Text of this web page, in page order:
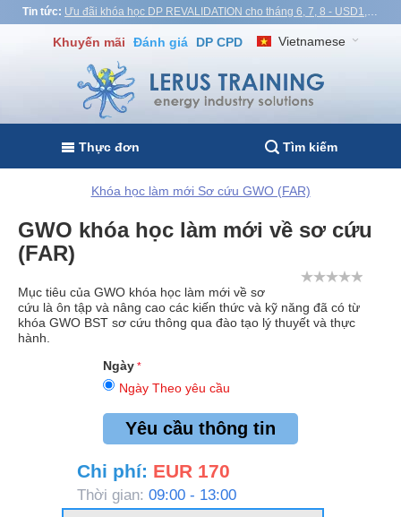
Tin tức: Ưu đãi khóa học DP REVALIDATION cho tháng 6, 7, 8 - USD1,000! Việt Nam, Thổ Nhĩ Kỳ, Malaysia
Khuyến mãi Đánh giá DP CPD Vietnamese
Thực đơn Tìm kiếm
Khóa học làm mới Sơ cứu GWO (FAR)
GWO khóa học làm mới về sơ cứu
(FAR)
Mục tiêu của GWO khóa học làm mới về sơ
cứu là ôn tập và nâng cao các kiến thức và kỹ năng đã có từ
khóa GWO BST sơ cứu thông qua đào tạo lý thuyết và thực
hành.
Ngày
Ngày Theo yêu cầu
Yêu cầu thông tin
Chi phí: EUR 170
Thời gian: 09:00 - 13:00